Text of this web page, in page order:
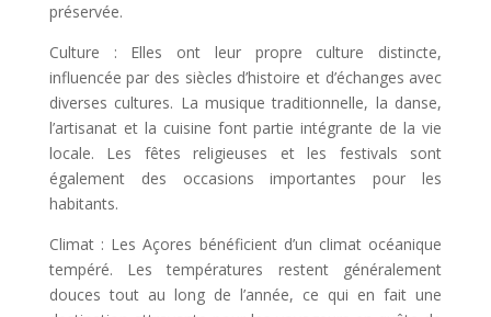
préservée.
Culture : Elles ont leur propre culture distincte,
influencée par des siècles d’histoire et d’échanges avec
diverses cultures. La musique traditionnelle, la danse,
l’artisanat et la cuisine font partie intégrante de la vie
locale. Les fêtes religieuses et les festivals sont
également des occasions importantes pour les
habitants.
Climat : Les Açores bénéficient d’un climat océanique
tempéré. Les températures restent généralement
douces tout au long de l’année, ce qui en fait une